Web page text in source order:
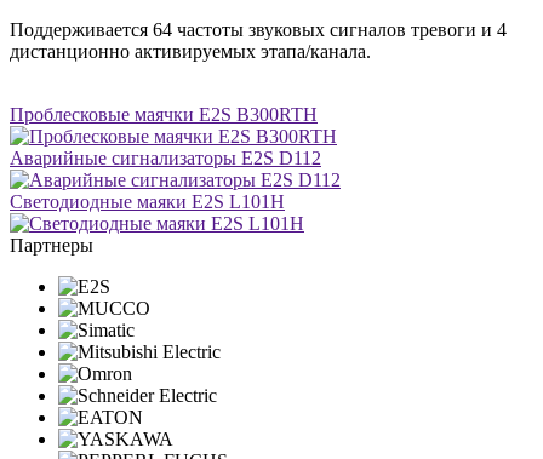
Поддерживается 64 частоты звуковых сигналов тревоги и 4
дистанционно активируемых этапа/канала.
Проблесковые маячки E2S B300RTH
Аварийные сигнализаторы E2S D112
Светодиодные маяки E2S L101H
Партнеры